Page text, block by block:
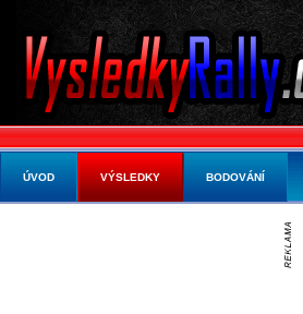
ÚVOD VÝSLEDKY BODOVÁNÍ